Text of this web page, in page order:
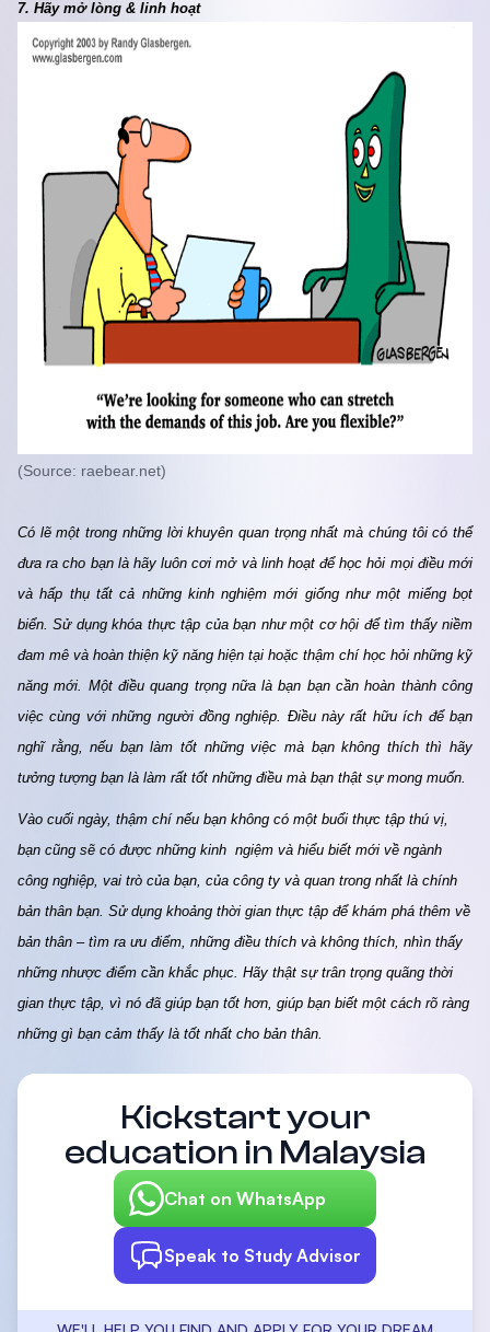
7. Hãy mở lòng & linh hoạt
(Source: raebear.net)
Có lẽ một trong những lời khuyên quan trọng nhất mà chúng tôi có thể
đưa ra cho bạn là hãy luôn cơi mở và linh hoạt để học hỏi mọi điều mới
và hấp thụ tất cả những kinh nghiệm mới giống như một miếng bọt
biển. Sử dụng khóa thực tập của bạn như một cơ hội để tìm thấy niềm
đam mê và hoàn thiện kỹ năng hiện tại hoặc thậm chí học hỏi những kỹ
năng mới. Một điều quang trọng nữa là bạn bạn cần hoàn thành công
việc cùng với những người đồng nghiệp. Điều này rất hữu ích để bạn
nghĩ rằng, nếu bạn làm tốt những việc mà bạn không thích thì hãy
tưởng tượng bạn là làm rất tốt những điều mà bạn thật sự mong muốn.
Vào cuối ngày, thậm chí nếu bạn không có một buổi thực tập thú vị,
bạn cũng sẽ có được những kinh  ngiệm và hiểu biết mới về ngành
công nghiệp, vai trò của bạn, của công ty và quan trong nhất là chính
bản thân bạn. Sử dụng khoảng thời gian thực tập để khám phá thêm về
bản thân – tìm ra ưu điểm, những điều thích và không thích, nhìn thấy
những nhược điểm cần khắc phục. Hãy thật sự trân trọng quãng thời
gian thực tập, vì nó đã giúp bạn tốt hơn, giúp bạn biết một cách rõ ràng
những gì bạn cảm thấy là tốt nhất cho bản thân.
Kickstart your
education in Malaysia
Chat on WhatsApp
Speak to Study Advisor